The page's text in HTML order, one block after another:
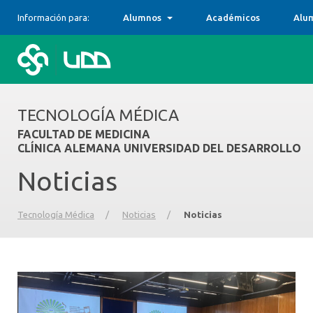
TECNOLOGÍA MÉDICA
FACULTAD DE MEDICINA
CLÍNICA ALEMANA UNIVERSIDAD DEL DESARROLLO
Información para: Alumnos Académicos
Noticias
Tecnología Médica / Noticias / Noticias